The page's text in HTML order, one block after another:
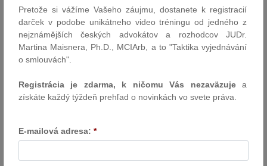
3. Je nejaký zákon, ktorý by ste najradšej zrušili?
S okamžitou platnosťou by som zrušil Zákon o nájme a podnájme
nebytových priestorov z roku 1990... Je zbytočne obmedzujúci a
nereflektuje na realitu v sektore nájmov nebytových priestorov v
roku 2023, resp. bol obsolentný už aj v roku 2005, takže by som
4. Odporučíte nám nejakú zaujímavú knižku?
climate and the clash of nations.
Pretože si vážíme Vašeho záujmu, dostanete k registracií
darček v podobe unikátneho video tréningu od jedného z
nejznámějších českých advokátov a rozhodcov JUDr.
Martina Maisnera, Ph.D., MCIArb, a to "Taktika vyjednávání
o smlouvách".
Registrácia je zdarma, k ničomu Vás nezaväzujea
získáte každý týždeň prehľad o novinkách vo svete práva.
E-mailová adresa: *